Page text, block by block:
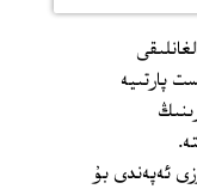
پارتىيە
ئەپەندى بۇ